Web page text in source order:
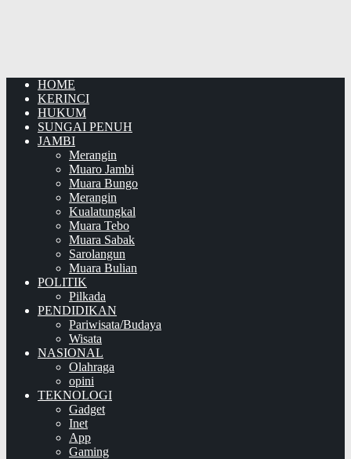
HOME
KERINCI
HUKUM
SUNGAI PENUH
JAMBI
Merangin
Muaro Jambi
Muara Bungo
Merangin
Kualatungkal
Muara Tebo
Muara Sabak
Sarolangun
Muara Bulian
POLITIK
Pilkada
PENDIDIKAN
Pariwisata/Budaya
Wisata
NASIONAL
Olahraga
opini
TEKNOLOGI
Gadget
Inet
App
Gaming